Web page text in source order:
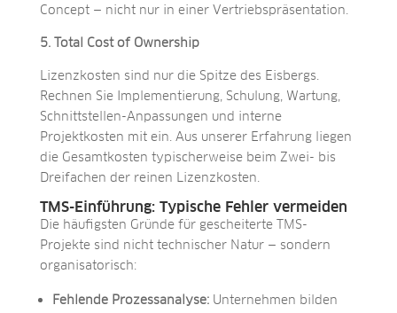
Concept — nicht nur in einer Vertriebspräsentation.
5. Total Cost of Ownership
Lizenzkosten sind nur die Spitze des Eisbergs.
Rechnen Sie Implementierung, Schulung, Wartung,
Schnittstellen-Anpassungen und interne
Projektkosten mit ein. Aus unserer Erfahrung liegen
die Gesamtkosten typischerweise beim Zwei- bis
Dreifachen der reinen Lizenzkosten.
TMS-Einführung: Typische Fehler vermeiden
Die häufigsten Gründe für gescheiterte TMS-
Projekte sind nicht technischer Natur — sondern
organisatorisch:
Fehlende Prozessanalyse:Unternehmen bilden